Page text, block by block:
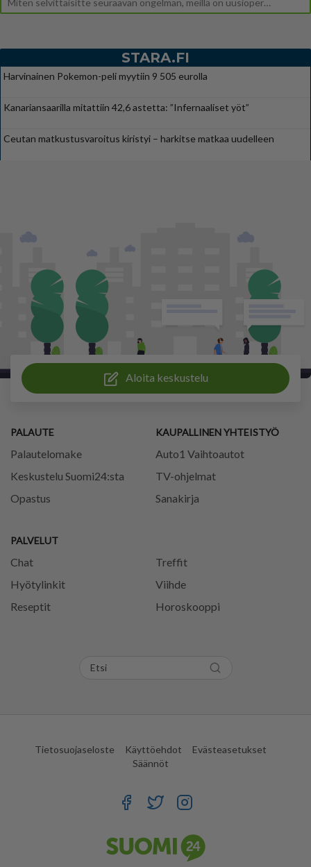
Miten selvittäisitte seuraavan ongelman, meillä on uusioperhe, minulla teini-ikäiset lapset ja puolisolla aikuiset, jotk
STARA.FI
Harvinainen Pokemon-peli myytiin 9 505 eurolla
Kanariansaarilla mitattiin 42,6 astetta: ”Infernaaliset yöt”
Ceutan matkustusvaroitus kiristyi – harkitse matkaa uudelleen
Aloita keskustelu
PALAUTE
Palautelomake
Keskustelu Suomi24:sta
Opastus
PALVELUT
Chat
Treffit
Hyötylinkit
Viihde
Reseptit
Horoskooppi
KAUPALLINEN YHTEISTYÖ
Auto1 Vaihtoautot
TV-ohjelmat
Sanakirja
Tietosuojaseloste Käyttöehdot
Evästeasetukset
Säännöt